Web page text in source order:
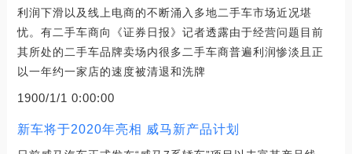
利润下滑以及线上电商的不断涌入多地二手车市场近况堪
忧。有二手车商向《证券日报》记者透露由于经营问题目前
其所处的二手车品牌卖场内很多二手车商普遍利润惨淡且正
以一年约一家店的速度被清退和洗牌
1900/1/1 0:00:00
新车将于2020年亮相 威马新产品计划